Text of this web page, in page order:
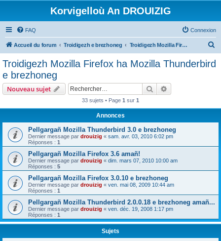
Korvigelloù An DROUIZIG
FAQ Connexion
Accueil du forum Troidigezh e brezhoneg Troidigezh Mozilla Firefox ha Mozilla Thunderbird e brezhoneg
Troidigezh Mozilla Firefox ha Mozilla Thunderbird
e brezhoneg
Nouveau sujet Rechercher
33 sujets • Page 1 sur 1
Annonces
Pellgargañ Mozilla Thunderbird 3.0 e brezhoneg
Dernier message par drouizig « sam. avr. 03, 2010 6:02 pm
Réponses : 1
Pellgargañ Mozilla Firefox 3.6 amañ!
Dernier message par drouizig « dim. mars 07, 2010 10:00 am
Réponses : 5
Pellgargañ Mozilla Firefox 3.0.10 e brezhoneg
Dernier message par drouizig « ven. mai 08, 2009 10:44 am
Réponses : 1
Pellgargañ Mozilla Thunderbird 2.0.0.18 e brezhoneg amañ...
Dernier message par drouizig « ven. déc. 19, 2008 1:17 pm
Réponses : 1
Sujets